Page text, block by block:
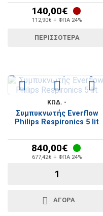
140,00€
112,90€ + ΦΠΑ 24%
ΠΕΡΙΣΣΌΤΕΡΑ
ΚΩΔ. -
Συμπυκνωτής Everflow
Philips Respironics 5 lit
840,00€
677,42€ + ΦΠΑ 24%
ΑΓΟΡΆ